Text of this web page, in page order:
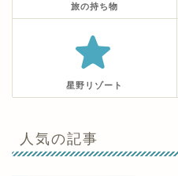
旅の持ち物
星野リゾート
人気の記事